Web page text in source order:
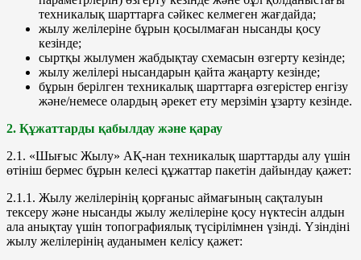
техникалық шарттарға сәйкес келмеген жағдайда;
жылу желілеріне бұрын қосылмаған нысанды қосу
кезінде;
сыртқы жылумен жабдықтау схемасын өзгерту кезінде;
жылу желілері нысандарын қайта жаңарту кезінде;
бұрын берілген техникалық шарттарға өзгерістер енгізу
және/немесе олардың әрекет ету мерзімін ұзарту кезінде.
2. Құжаттарды қабылдау және қарау
2.1. «Шығыс Жылу» АҚ-нан техникалық шарттарды алу үшін
өтініш бермес бұрын келесі құжаттар пакетін дайындау қажет:
2.1.1. Жылу желілерінің қорғаныс аймағының сақталуын
тексеру және нысанды жылу желілеріне қосу нүктесін алдын
ала анықтау үшін топографиялық түсірілімнен үзінді. Үзіндіні
жылу желілерінің ауданымен келісу қажет: